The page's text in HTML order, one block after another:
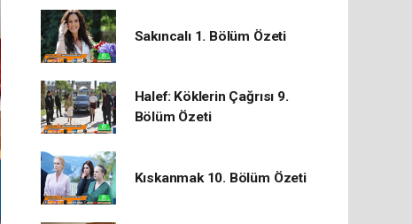
Sakıncalı 1. Bölüm Özeti
Halef: Köklerin Çağrısı 9.
Bölüm Özeti
Kıskanmak 10. Bölüm Özeti